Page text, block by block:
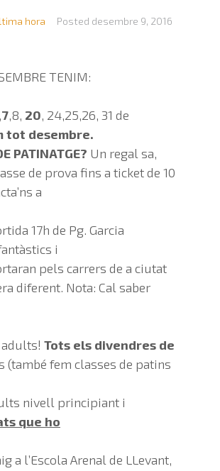
hora Posted desembre 9, 2016
TENIM:
7,8, 20, 24,25,26, 31 de
tot desembre.
PATINATGE? Un regal sa,
de prova fins a ticket de 10
a
17h de Pg. Garcia
i
pels carrers de a ciutat
diferent. Nota: Cal saber
Tots els divendres de
(també fem classes de patins
nivell principiant i
que ho
l’Escola Arenal de LLevant,